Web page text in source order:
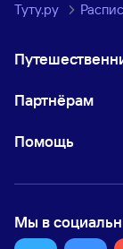
Туту.ру
Партнёрам
Помощь
Мы в